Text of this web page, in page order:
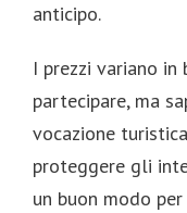
anticipo.
I prezzi variano
partecipare, ma
vocazione
proteggere gli
un buon modo